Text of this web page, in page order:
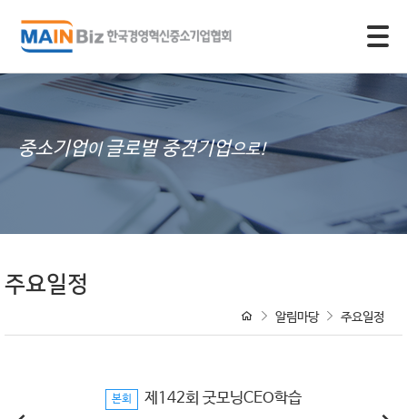
중소기업이 글로벌 중견기업으로!
주요일정
알림마당 주요일정
본회 제142회 굿모닝CEO학습